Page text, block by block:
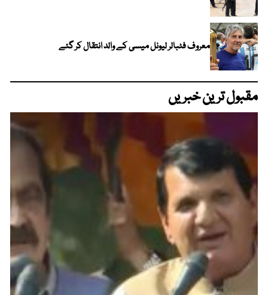
معروف فٹبالر لیونل میسی کے والد انتقال کر گئے
مقبول ترین خبریں